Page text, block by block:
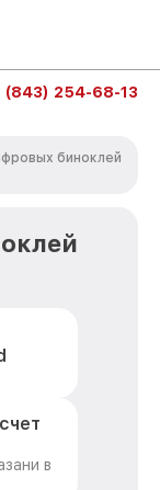
(843) 254-68-13
биноклей
в